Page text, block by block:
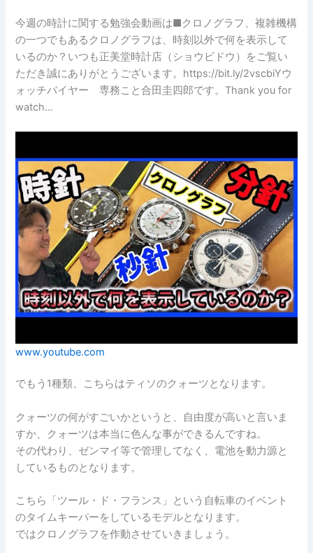
今週の時計に関する勉強会動画は■クロノグラフ、複雑機構
の一つでもあるクロノグラフは、時刻以外で何を表示して
いるのか？いつも正美堂時計店（ショウビドウ）をご覧い
ただき誠にありがとうございます。https://bit.ly/2vscbiYウ
ォッチバイヤー 専務こと合田圭四郎です。Thank you for
watch…
www.youtube.com
でもう1種類、こちらはティソのクォーツとなります。
クォーツの何がすごいかというと、自由度が高いと言いま
すか、クォーツは本当に色んな事ができるんですね。
その代わり、ゼンマイ等で管理してなく、電池を動力源と
しているものとなります。
こちら「ツール・ド・フランス」という自転車のイベント
のタイムキーパーをしているモデルとなります。
ではクロノグラフを作動させていきましょう。